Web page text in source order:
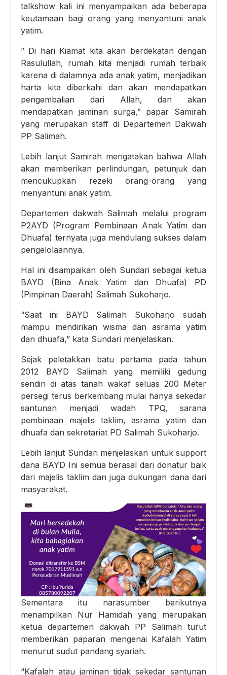
talkshow kali ini menyampaikan ada beberapa
keutamaan bagi orang yang menyantuni anak
yatim.
” Di hari Kiamat kita akan berdekatan dengan
Rasulullah, rumah kita menjadi rumah terbaik
karena di dalamnya ada anak yatim, menjadikan
harta kita diberkahi dan akan mendapatkan
pengembalian dari Allah, dan akan
mendapatkan jaminan surga,” papar Samirah
yang merupakan staff di Departemen Dakwah
PP Salimah.
Lebih lanjut Samirah mengatakan bahwa Allah
akan memberikan perlindungan, petunjuk dan
mencukupkan rezeki orang-orang yang
menyantuni anak yatim.
Departemen dakwah Salimah melalui program
P2AYD (Program Pembinaan Anak Yatim dan
Dhuafa) ternyata juga mendulang sukses dalam
pengelolaannya.
Hal ini disampaikan oleh Sundari sebagai ketua
BAYD (Bina Anak Yatim dan Dhuafa) PD
(Pimpinan Daerah) Salimah Sukoharjo.
“Saat ini BAYD Salimah Sukoharjo sudah
mampu mendirikan wisma dan asrama yatim
dan dhuafa,” kata Sundari menjelaskan.
Sejak peletakkan batu pertama pada tahun
2012 BAYD Salimah yang memiliki gedung
sendiri di atas tanah wakaf seluas 200 Meter
persegi terus berkembang mulai hanya sekedar
santunan menjadi wadah TPQ, sarana
pembinaan majelis taklim, asrama yatim dan
dhuafa dan sekretariat PD Salimah Sukoharjo.
Lebih lanjut Sundari menjelaskan untuk support
dana BAYD Ini semua berasal dari donatur baik
dari majelis taklim dan juga dukungan dana dari
masyarakat.
Sementara itu narasumber berikutnya
menampilkan Nur Hamidah yang merupakan
ketua departemen dakwah PP Salimah turut
memberikan paparan mengenai Kafalah Yatim
menurut sudut pandang syariah.
“Kafalah atau jaminan tidak sekedar santunan